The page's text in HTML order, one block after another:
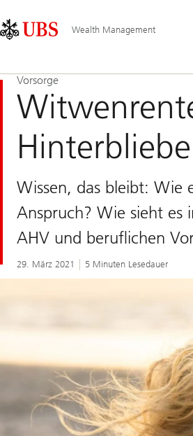
Area
Wealth Management
Vorsorge
Wissen, das bleibt: Wie
Anspruch? Wie sieht es
AHV und beruflichen
29. März 2021 5 Minuten Lesedauer